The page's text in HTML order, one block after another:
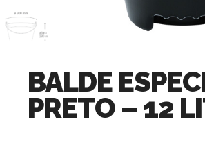
BALDE
PRETO – 12